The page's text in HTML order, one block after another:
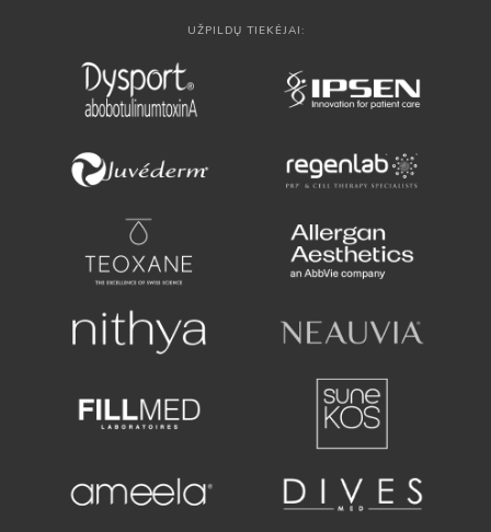
UŽPILDŲ TIEKĖJAI: